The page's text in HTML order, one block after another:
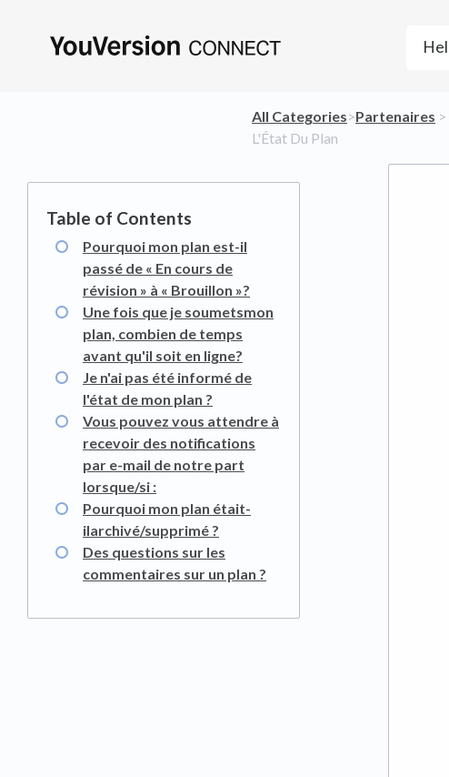
All Categories​>​​Partenaires ​ > ​
L'État Du Plan
Pourquoi mon plan est-il
passé de « En cours de
révision » à « Brouillon »?
Une fois que je soumetsmon
plan, combien de temps
avant qu'il soit en ligne?
Je n'ai pas été informé de
l'état de mon plan ?
Vous pouvez vous attendre à
recevoir des notifications
par e-mail de notre part
lorsque/si :
Pourquoi mon plan était-
ilarchivé/supprimé ?
Des questions sur les
commentaires sur un plan ?